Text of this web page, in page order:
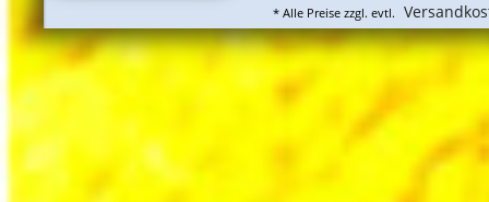
* Alle Preise zzgl. evtl.